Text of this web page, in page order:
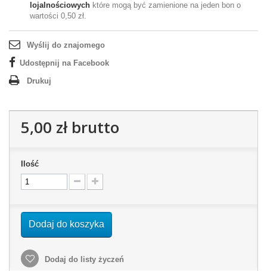
lojalnościowych które mogą być zamienione na jeden bon o
wartości 0,50 zł.
Wyślij do znajomego
Udostępnij na Facebook
Drukuj
5,00 złbrutto
Ilość
Dodaj do koszyka
Dodaj do listy życzeń